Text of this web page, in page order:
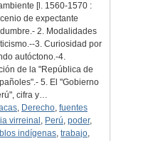
[l. 1560-1570 :
de expectante
2. Modalidades
3. Curiosidad por
autóctono.-4.
de la "República de
5. El "Gobierno
cifra y…
, Derecho, fuentes
virreinal , Perú, poder,
indígenas, trabajo,